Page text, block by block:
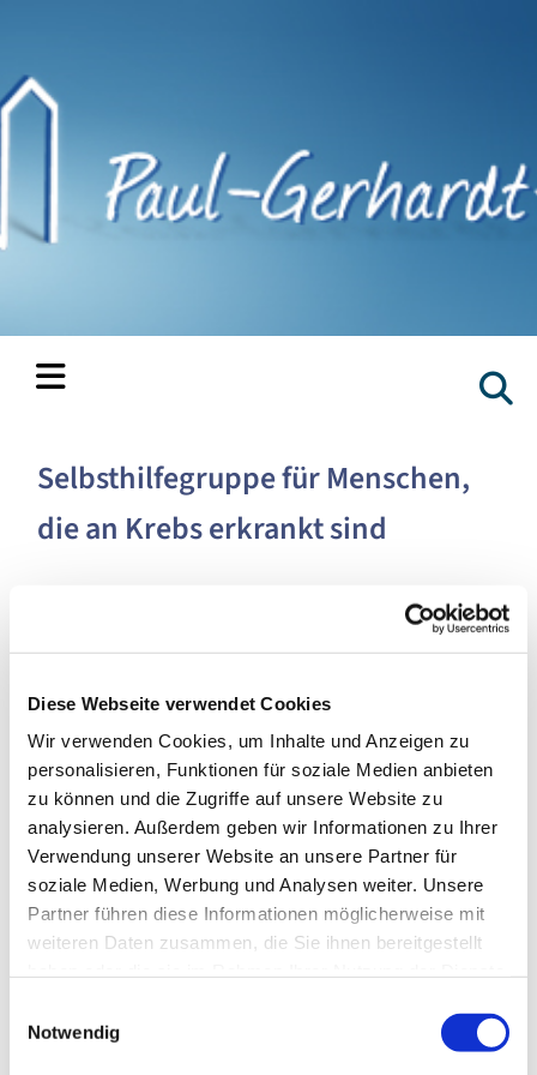
Diese Webseite verwendet Cookies
Wir verwenden Cookies, um Inhalte und Anzeigen zu
personalisieren, Funktionen für soziale Medien anbieten
zu können und die Zugriffe auf unsere Website zu
analysieren. Außerdem geben wir Informationen zu Ihrer
Verwendung unserer Website an unsere Partner für
soziale Medien, Werbung und Analysen weiter. Unsere
Partner führen diese Informationen möglicherweise mit
weiteren Daten zusammen, die Sie ihnen bereitgestellt
Notwendig
Selbsthilfegruppe für Menschen,
die an Krebs erkrankt sind
Paul-Gerhardt-Kirchengemeinde, Raum 3,